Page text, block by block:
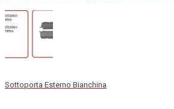
Sottoporta Esterno Bianchina